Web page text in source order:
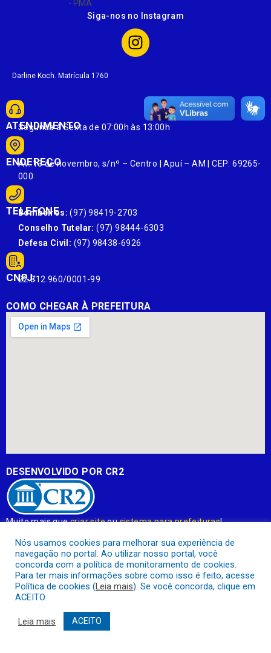
Siga-nos no Instagram
Darline Koch. Matrícula 1760
ATENDIMENTO
Segunda à Sexta de 07:00h às 13:00h
ENDEREÇO
Av. 13 de novembro, s/nº – Centro | Apuí – AM | CEP: 69265-
000
TELEFONE
Bombeiros: (97) 98419-2703
Conselho Tutelar: (97) 98444-6303
Defesa Civil: (97) 98438-6926
CNPJ:
22.812.960/0001-99
COMO CHEGAR À PREFEITURA
DESENVOLVIDO POR CR2
Muito mais quecriar siteousistema para prefeituras!
contrato que todas as exigências das leis de transparência
públicaserão atendidas.
Conheça oPNTPe o Radar da Transparência Pública
Nós usamos cookies para melhorar sua experiência de
navegação no portal. Ao utilizar nosso portal, você
concorda com a política de monitoramento de cookies.
Para ter mais informações sobre como isso é feito, acesse
Política de cookies (Leia mais). Se você concorda, clique em
ACEITO.
Leia mais ACEITO